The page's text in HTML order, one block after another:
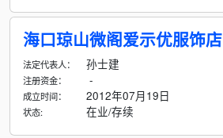
海口琼山微阁爱示优服饰店
法定代表人： 孙士建
注册资金： -
成立时间： 2012年07月19日
状态: 在业/存续